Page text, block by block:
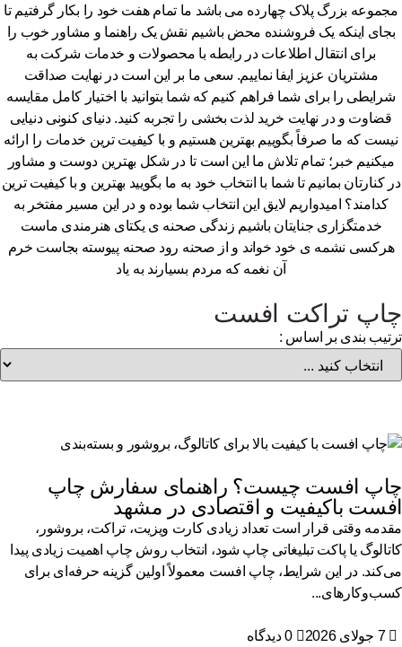
بزرگ پلاک چهارده می باشد ما تمام هفت خود را بکار گرفتیم تا
اینکه یک فروشنده محض باشیم نقش یک راهنما و مشاور خوب را
برای انتقال اطلاعات در رابطه با محصولات و خدمات شرکت به
مشتریان عزیز ایفا نماییم. سعی ما بر این است در نهایت صداقت
را برای شما فراهم کنیم که شما بتوانید با اختیار کامل مقایسه
قضاوت و در نهایت خرید لذت بخشی را تجربه کنید. دنیای کنونی دنیایی
که ما صرفاً بگوییم بهترین هستیم و با کیفیت ترین خدمات را ارائه
خبر؛ تمام تلاش ما این است تا در شکل بهترین دوست و مشاور
کنارتان بمانیم تا شما با انتخاب خود به ما بگویید بهترین و با کیفیت ترین
کدامند؟ امیدواریم لایق این انتخاب شما بوده و در این مسیر مفتخر به
خدمتگزاری جنایتان باشیم زندگی صحنه ی یکتای هنرمندی ماست
نشمه ی خود خواند و از صحنه رود صحنه پیوسته بجاست خرم
آن نغمه که مردم بسیارند به یاد
تراکت افست
بندی بر اساس :
افست چیست؟ راهنمای سفارش چاپ
باکیفیت و اقتصادی در مشهد
وقتی قرار است تعداد زیادی کارت ویزیت، تراکت، بروشور،
یا پاکت تبلیغاتی چاپ شود، انتخاب روش چاپ اهمیت زیادی پیدا
در این شرایط، چاپ افست معمولاً اولین گزینه حرفه‌ای برای
7 جولای 2026 0 دیدگاه